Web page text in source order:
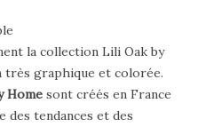
la collection Lili Oak by
très graphique et colorée.
Home sont créés en France
des tendances et des